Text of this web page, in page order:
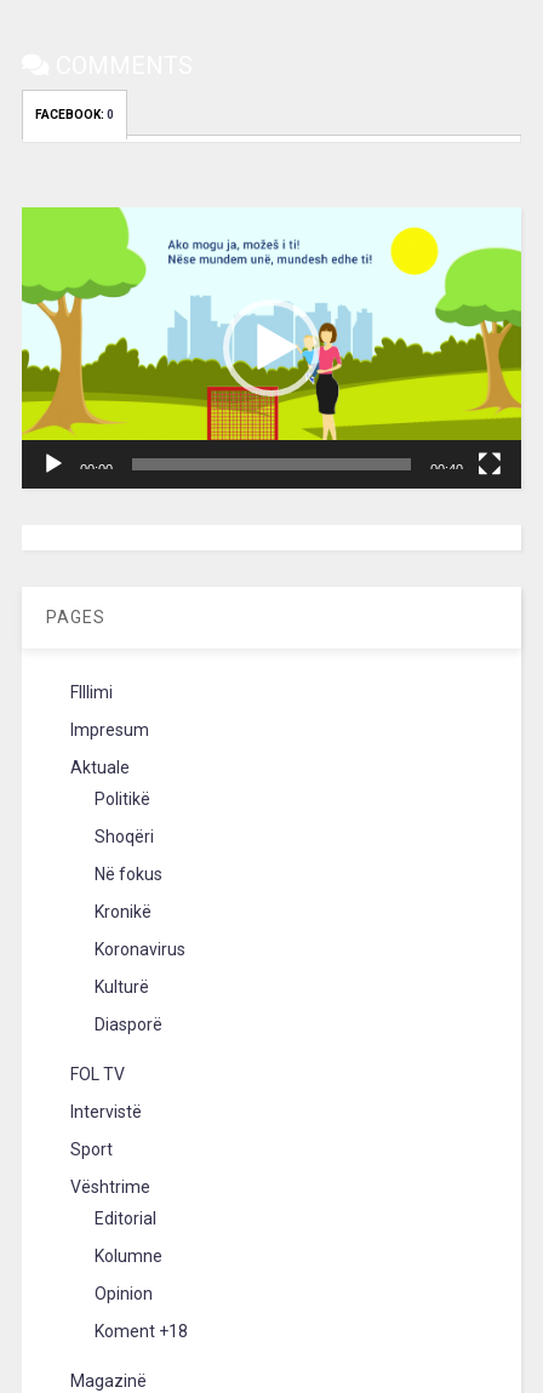
FACEBOOK: 0
00:00 00:40
PAGES
FIllimi
Impresum
Aktuale
Politikë
Shoqëri
Në fokus
Kronikë
Koronavirus
Kulturë
Diasporë
FOL TV
Intervistë
Sport
Vështrime
Editorial
Kolumne
Opinion
Koment +18
Magazinë